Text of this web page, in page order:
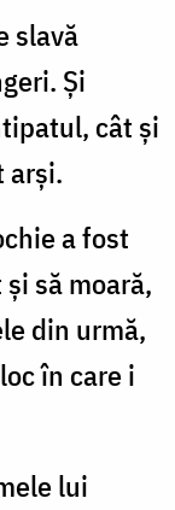
slavă
Și
cât și
arși.
a fost
să moară,
din urmă,
în care i
lui